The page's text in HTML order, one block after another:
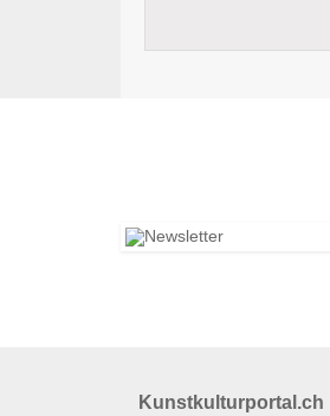
Kunstkulturportal.ch